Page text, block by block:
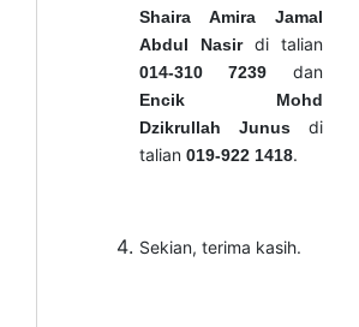
Shaira Amira Jamal
Abdul Nasir di talian
014-310 7239 dan
Encik Mohd
Dzikrullah Junus di
talian 019-922 1418.
Sekian, terima kasih.